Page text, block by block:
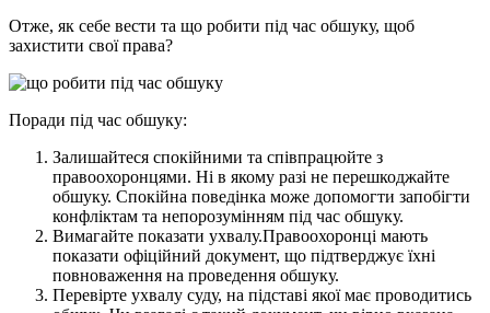
Отже, як себе вести та що робити під час обшуку, щоб
захистити свої права?
Поради під час обшуку:
Залишайтеся спокійними та співпрацюйте з
правоохоронцями. Ні в якому разі не перешкоджайте
обшуку. Спокійна поведінка може допомогти запобігти
конфліктам та непорозумінням під час обшуку.
Вимагайте показати ухвалу.Правоохоронці мають
показати офіційний документ, що підтверджує їхні
повноваження на проведення обшуку.
Перевірте ухвалу суду, на підставі якої має проводитись